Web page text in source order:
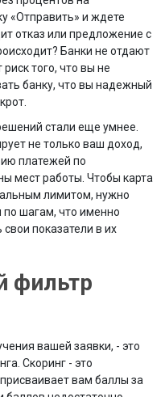
«Отправить» и ждете
отказ или предложение с
Банки не отдают
того, что вы не
банку, что вы надежный
стали еще умнее.
не только ваш доход,
платежей по
мест работы. Чтобы карта
лимитом, нужно
по шагам, что именно
показатели в их
фильтр
вашей заявки, - это
Скоринг - это
вам баллы за